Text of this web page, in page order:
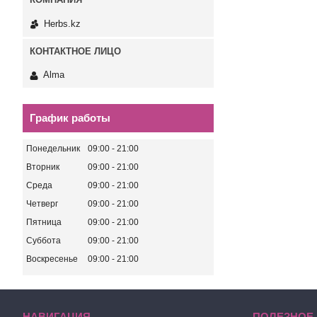
Herbs.kz
Alma
График работы
Понедельник 09:00
21:00
Вторник
09:00
21:00
Среда
09:00
21:00
Четверг
09:00
21:00
Пятница
09:00
21:00
Суббота
09:00
21:00
Воскресенье
09:00 21:00